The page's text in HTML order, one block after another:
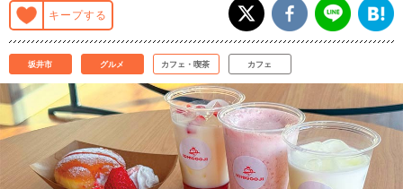
キープする
坂井市 グルメ カフェ・喫茶 カフェ